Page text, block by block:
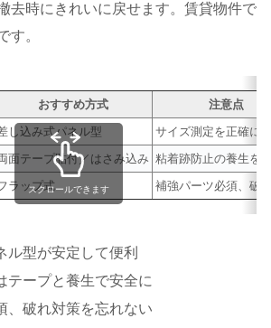
去時にきれいに戻せます。賃貸物件で
す。
おすすめ方式
注意点
し込み式パネル型
サイズ測定を正確に
面テープ貼付／はさみ込み 粘着跡防止の養生を
ラップ式 補強パーツ必須、破
スクロールできます
ル型が安定して便利
テープと養生で安全に
、破れ対策を忘れない